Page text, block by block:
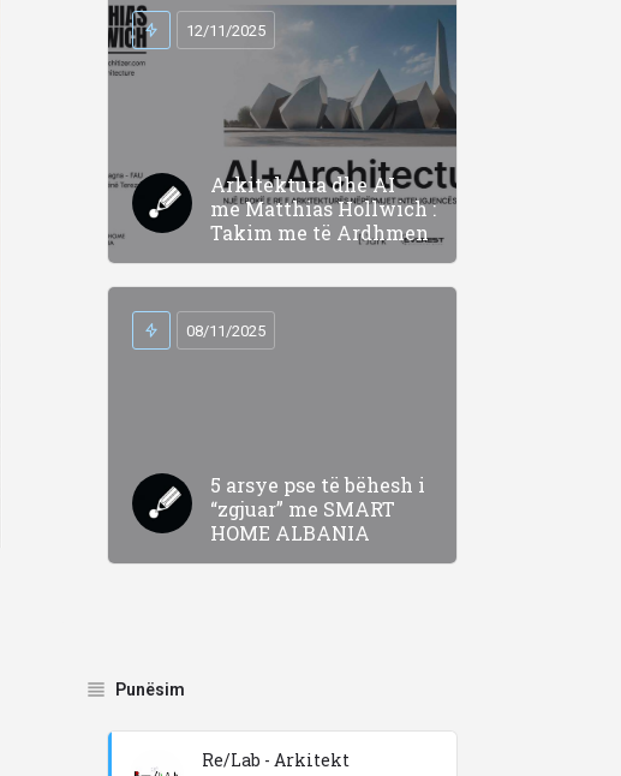
Arkitektura dhe AI
me Matthias Hollwich :
Takim me të Ardhmen
12/11/2025
5 arsye pse të bëhesh i
“zgjuar” me SMART
HOME ALBANIA
08/11/2025
Punësim
Re/Lab - Arkitekt